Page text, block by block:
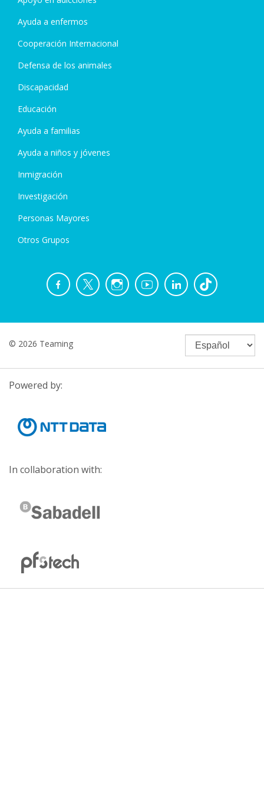
Ayuda a enfermos
Cooperación Internacional
Defensa de los animales
Discapacidad
Educación
Ayuda a familias
Ayuda a niños y jóvenes
Inmigración
Investigación
Personas Mayores
Otros Grupos
© 2026 Teaming
Powered by:
In collaboration with: